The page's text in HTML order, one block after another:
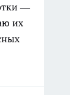
—
их